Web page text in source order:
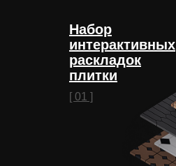
[ 01 ]
Набор
интерактивных
раскладок
плитки